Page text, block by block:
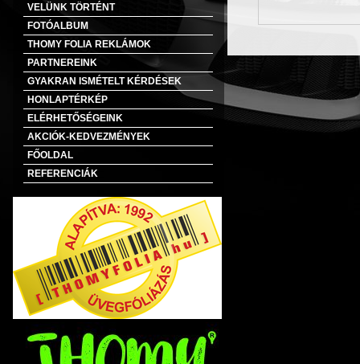
VELÜNK TÖRTÉNT
FOTÓALBUM
THOMY FOLIA REKLÁMOK
PARTNEREINK
GYAKRAN ISMÉTELT KÉRDÉSEK
HONLAPTÉRKÉP
ELÉRHETŐSÉGEINK
AKCIÓK-KEDVEZMÉNYEK
FŐOLDAL
REFERENCIÁK